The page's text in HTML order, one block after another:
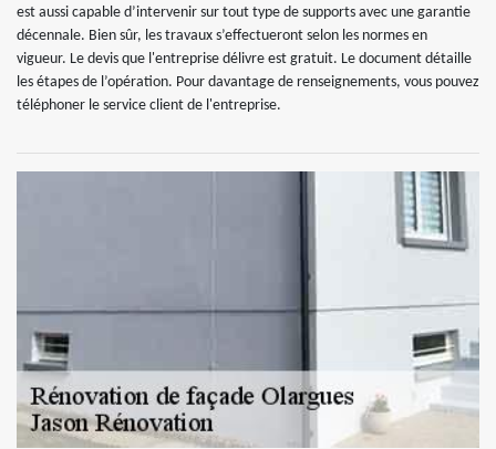
est aussi capable d’intervenir sur tout type de supports avec une garantie
décennale. Bien sûr, les travaux s’effectueront selon les normes en
vigueur. Le devis que l'entreprise délivre est gratuit. Le document détaille
les étapes de l’opération. Pour davantage de renseignements, vous pouvez
téléphoner le service client de l'entreprise.